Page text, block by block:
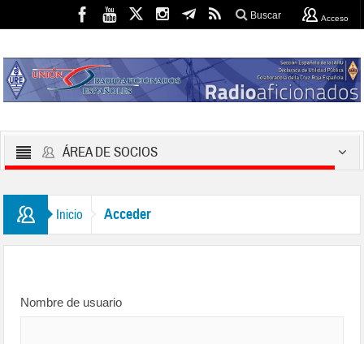
Buscar Acceso
ÁREA DE SOCIOS
Inicio Acceder
Nombre de usuario